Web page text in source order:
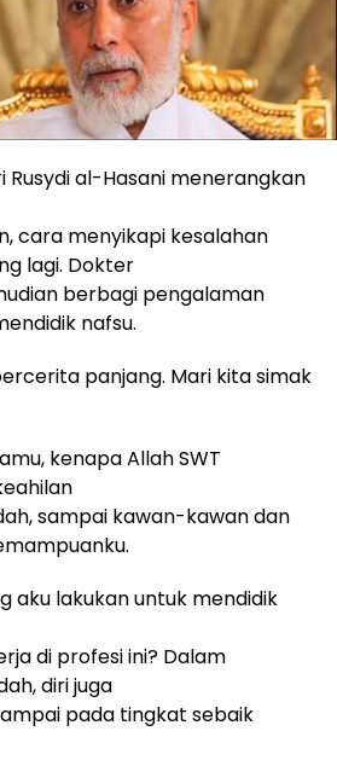
Rusydi al-Hasani menerangkan
cara menyikapi kesalahan
lagi. Dokter
berbagi pengalaman
nafsu.
panjang. Mari kita simak
kenapa Allah SWT
sampai kawan-kawan dan
aku lakukan untuk mendidik
di profesi ini? Dalam
diri juga
pada tingkat sebaik